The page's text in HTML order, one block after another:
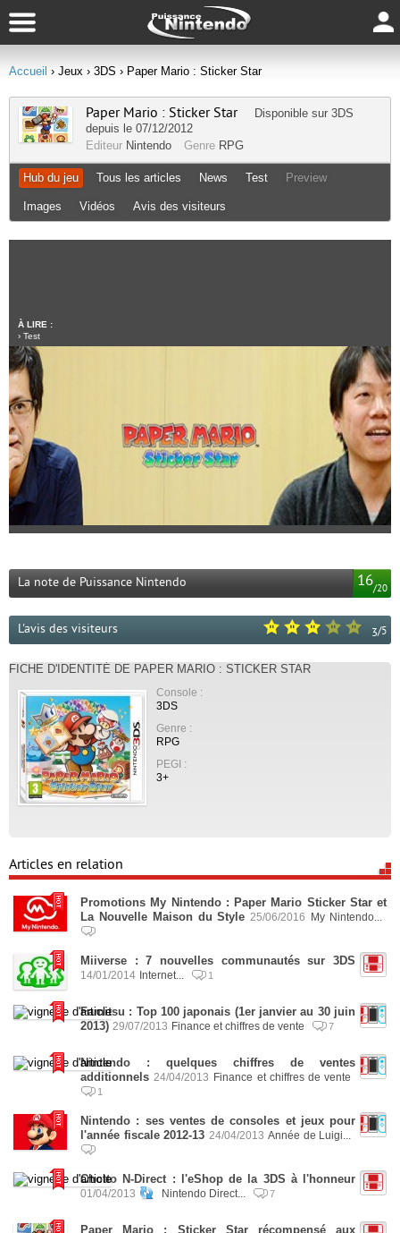
Accueil › Jeux › 3DS › Paper Mario : Sticker Star
Paper Mario : Sticker Star Disponible sur 3DS
depuis le 07/12/2012
Editeur Nintendo Genre RPG
Hub du jeu Tous les articles News Test Preview
Images Vidéos Avis des visiteurs
À LIRE :
› Test
16/20
La note de Puissance Nintendo
3/5
L'avis des visiteurs
FICHE D'IDENTITÉ DE PAPER MARIO : STICKER STAR
Console :
3DS
Genre :
RPG
PEGI :
3+
Articles en relation
Promotions My Nintendo : Paper Mario Sticker Star et
La Nouvelle Maison du Style 25/06/2016 My Nintendo...
Miiverse : 7 nouvelles communautés sur 3DS
14/01/2014 Internet... 1
Famitsu : Top 100 japonais (1er janvier au 30 juin
2013) 29/07/2013 Finance et chiffres de vente 7
Nintendo : quelques chiffres de ventes
additionnels 24/04/2013 Finance et chiffres de vente
1
Nintendo : ses ventes de consoles et jeux pour
l'année fiscale 2012-13 24/04/2013 Année de Luigi...
Chotto N-Direct : l'eShop de la 3DS à l'honneur
01/04/2013 Nintendo Direct... 7
Paper Mario : Sticker Star récompensé aux